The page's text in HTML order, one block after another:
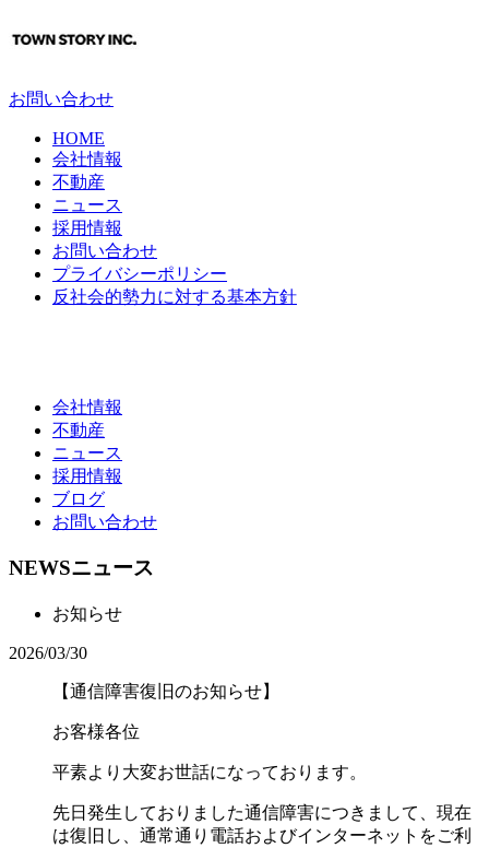
お問い合わせ
HOME
会社情報
不動産
ニュース
採用情報
お問い合わせ
プライバシーポリシー
反社会的勢力に対する基本方針
会社情報
不動産
ニュース
採用情報
ブログ
お問い合わせ
NEWSニュース
お知らせ
2026/03/30
【通信障害復旧のお知らせ】
お客様各位
平素より大変お世話になっております。
先日発生しておりました通信障害につきまして、現在
は復旧し、通常通り電話およびインターネットをご利